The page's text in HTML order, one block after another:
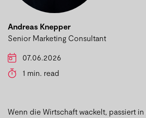
Andreas Knepper
Senior Marketing Consultant
07.06.2026
1 min. read
Wenn die Wirtschaft wackelt, passiert